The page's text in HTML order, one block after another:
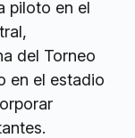
piloto en el
del Torneo
en el estadio